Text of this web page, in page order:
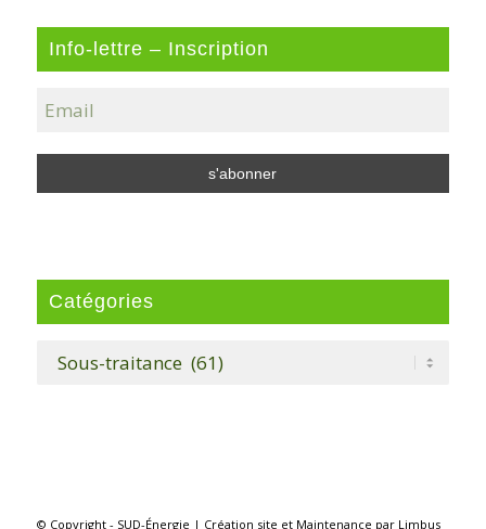
Info-lettre – Inscription
Catégories
Catégories
© Copyright - SUD-Énergie | Création site et Maintenance par Limbus